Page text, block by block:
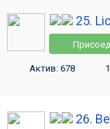
25.
Актив: 678
26.